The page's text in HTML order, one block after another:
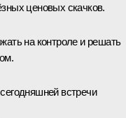
ценовых скачков.
на контроле и решать
встречи